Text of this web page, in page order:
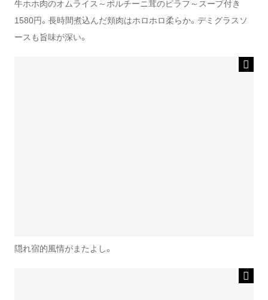
牛ホホ肉のオムライス～ポルチーニ茸のピラフ～スープ付き
1580円。長時間煮込んだ頬肉はホロホロ柔らか。デミグラスソ
ースも旨味が深い。
隠れ宿的風情がまたよし。